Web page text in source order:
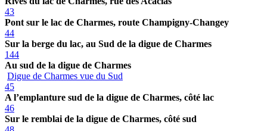
43
Pont sur le lac de Charmes, route Champigny-Changey
44
Sur la berge du lac, au Sud de la digue de Charmes
144
Au sud de la digue de Charmes
Digue de Charmes vue du Sud
45
A l’emplanture sud de la digue de Charmes, côté lac
46
Sur le remblai de la digue de Charmes, côté sud